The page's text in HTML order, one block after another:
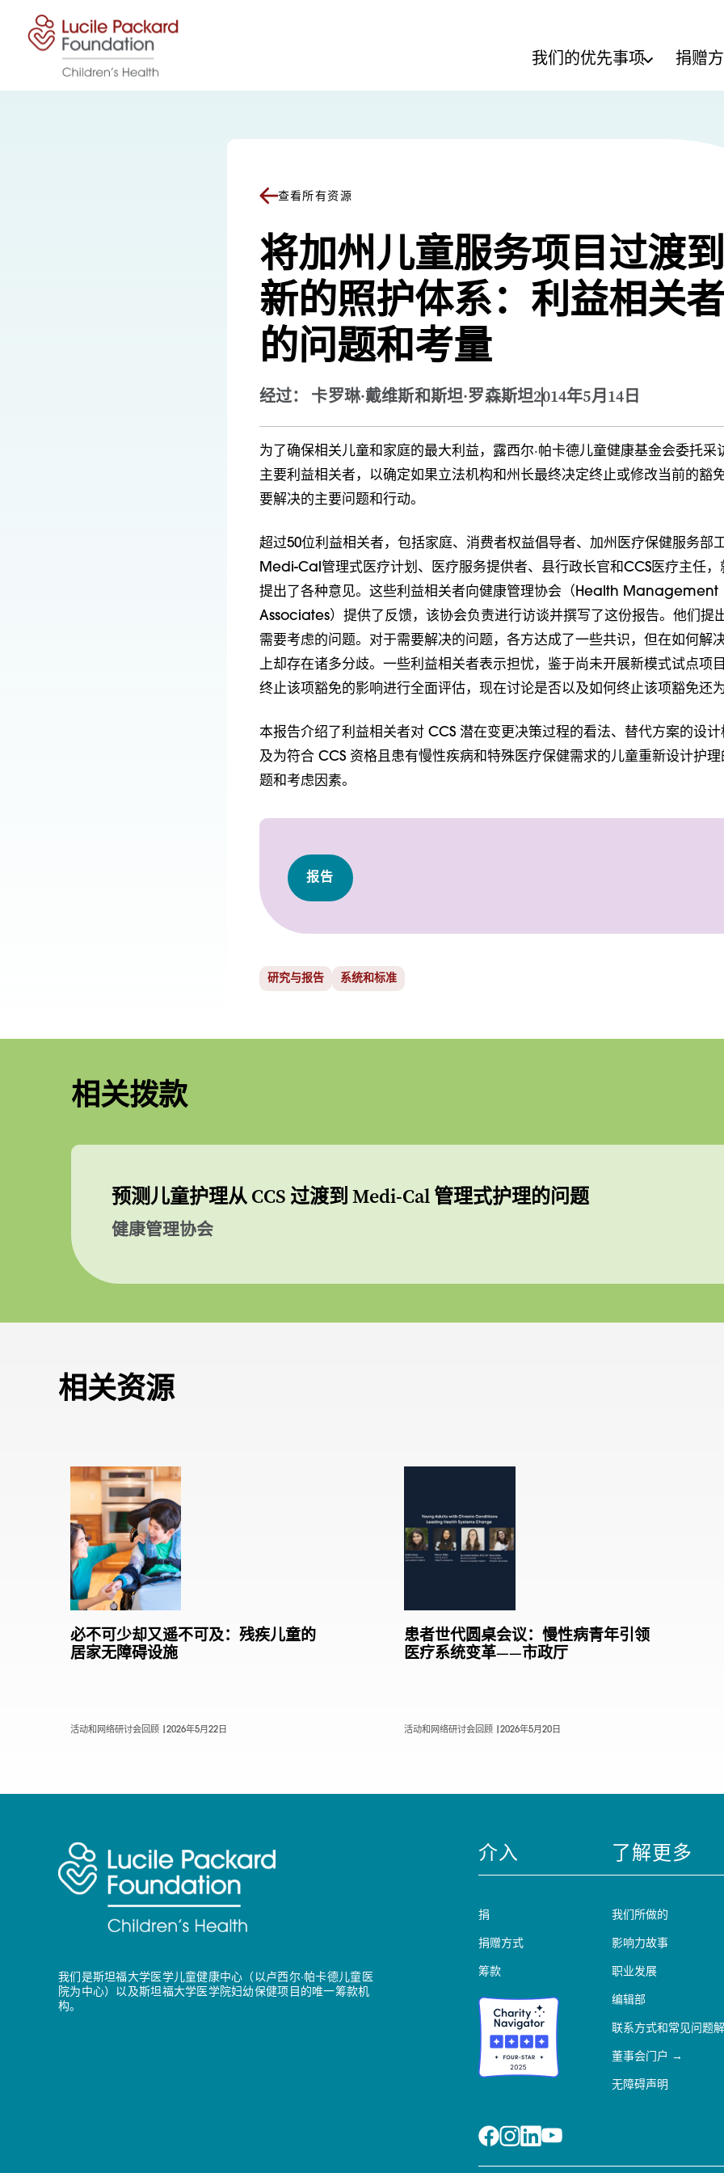
跳至内容
我们的优先事项 捐赠
查看所有资源
将加州儿童服务项目过渡到
新的照护体系：利益相关者
的问题和考量
经过： 卡罗琳·戴维斯和斯坦·罗森斯坦2014年5月14日
为了确保相关儿童和家庭的最大利益，露西尔·帕卡德儿童健康基金会委托采
主要利益相关者，以确定如果立法机构和州长最终决定终止或修改当前的豁
要解决的主要问题和行动。
超过50位利益相关者，包括家庭、消费者权益倡导者、加州医疗保健服务部
Medi-Cal管理式医疗计划、医疗服务提供者、县行政长官和CCS医疗主任，
提出了各种意见。这些利益相关者向健康管理协会（Health Management
Associates）提供了反馈，该协会负责进行访谈并撰写了这份报告。他们提
需要考虑的问题。对于需要解决的问题，各方达成了一些共识，但在如何解
上却存在诸多分歧。一些利益相关者表示担忧，鉴于尚未开展新模式试点项
终止该项豁免的影响进行全面评估，现在讨论是否以及如何终止该项豁免还
本报告介绍了利益相关者对 CCS 潜在变更决策过程的看法、替代方案的设计
及为符合 CCS 资格且患有慢性疾病和特殊医疗保健需求的儿童重新设计护理
题和考虑因素。
报告
研究与报告 系统和标准
相关拨款
预测儿童护理从 CCS 过渡到 Medi-Cal 管理式护理的问题
健康管理协会
相关资源
必不可少却又遥不可及：残疾儿童的
居家无障碍设施
活动和网络研讨会回顾 | 2026年5月22日
患者世代圆桌会议：慢性病青年引领
医疗系统变革——市政厅
活动和网络研讨会回顾 |2026年5月20日
我们是斯坦福大学医学儿童健康中心（以卢西尔·帕卡德儿童医
院为中心）以及斯坦福大学医学院妇幼保健项目的唯一筹款机
构。
介入
捐
捐赠方式
筹款
了解更多
我们所做的
影响力故事
职业发展
编辑部
联系方式和常见问题
董事会门户
无障碍声明